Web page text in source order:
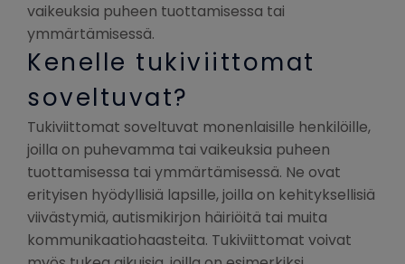
vaikeuksia puheen tuottamisessa tai
ymmärtämisessä.
Kenelle tukiviittomat
soveltuvat?
Tukiviittomat soveltuvat monenlaisille henkilöille,
joilla on puhevamma tai vaikeuksia puheen
tuottamisessa tai ymmärtämisessä. Ne ovat
erityisen hyödyllisiä lapsille, joilla on kehityksellisiä
viivästymiä, autismikirjon häiriöitä tai muita
kommunikaatiohaasteita. Tukiviittomat voivat